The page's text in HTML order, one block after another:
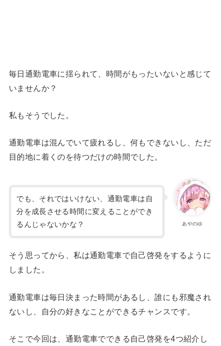
毎日通勤電車に揺られて、時間がもったいないと感じて
いませんか？
私もそうでした。
通勤電車は混んでいて疲れるし、何もできないし、ただ
目的地に着くのを待つだけの時間でした。
あやのゆ
でも、それではいけない、通勤電車は自
分を成長させる時間に変えることができ
るんじゃないかな？
そう思ってから、私は通勤電車で自己啓発をするように
しました。
通勤電車は毎日決まった時間があるし、誰にも邪魔され
ないし、自分の好きなことができるチャンスです。
そこで今回は、通勤電車でできる自己啓発を4つ紹介し